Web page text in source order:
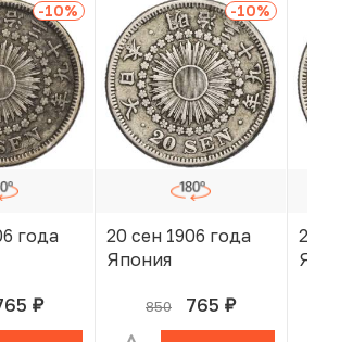
-10%
года
руб.
КОРЗИНЕ
-10%
20 сен 1906 года
Япония
850 765 руб.
В КОРЗИНЕ
20